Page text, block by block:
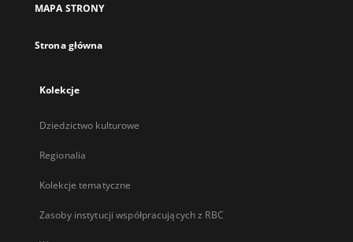
karcie
MAPA STRONY
Strona główna
Kolekcje
Dziedzictwo kulturowe
Regionalia
Kolekcje tematyczne
Zasoby instytucji współpracujących z RBC